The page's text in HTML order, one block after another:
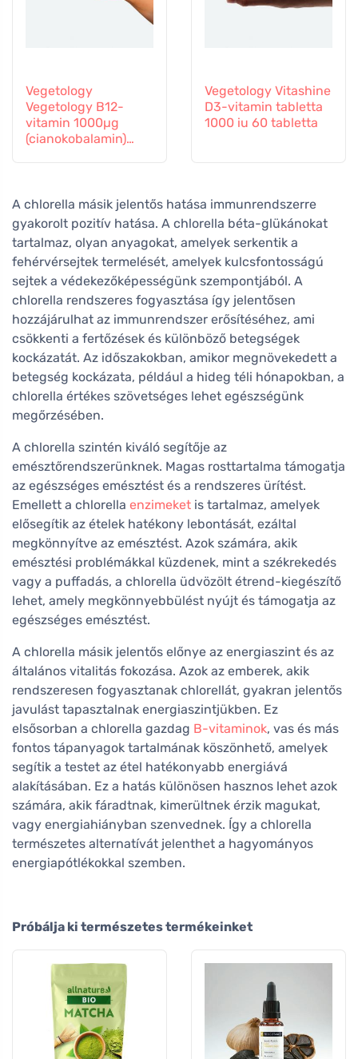
Vegetology
Vegetology B12-
vitamin 1000µg
(cianokobalamin)
Vegetology Vitashine
D3-vitamin tabletta
1000 iu 60 tabletta
A chlorella másik jelentős hatása immunrendszerre
gyakorolt pozitív hatása. A chlorella béta-glükánokat
tartalmaz, olyan anyagokat, amelyek serkentik a
fehérvérsejtek termelését, amelyek kulcsfontosságú
sejtek a védekezőképességünk szempontjából. A
chlorella rendszeres fogyasztása így jelentősen
hozzájárulhat az immunrendszer erősítéséhez, ami
csökkenti a fertőzések és különböző betegségek
kockázatát. Az időszakokban, amikor megnövekedett a
betegség kockázata, például a hideg téli hónapokban, a
chlorella értékes szövetséges lehet egészségünk
megőrzésében.
A chlorella szintén kiváló segítője az
emésztőrendszerünknek. Magas rosttartalma támogatja
az egészséges emésztést és a rendszeres ürítést.
Emellett a chlorella enzimeket is tartalmaz, amelyek
elősegítik az ételek hatékony lebontását, ezáltal
megkönnyítve az emésztést. Azok számára, akik
emésztési problémákkal küzdenek, mint a székrekedés
vagy a puffadás, a chlorella üdvözölt étrend-kiegészítő
lehet, amely megkönnyebbülést nyújt és támogatja az
egészséges emésztést.
A chlorella másik jelentős előnye az energiaszint és az
általános vitalitás fokozása. Azok az emberek, akik
rendszeresen fogyasztanak chlorellát, gyakran jelentős
javulást tapasztalnak energiaszintjükben. Ez
elsősorban a chlorella gazdag B-vitaminok, vas és más
fontos tápanyagok tartalmának köszönhető, amelyek
segítik a testet az étel hatékonyabb energiává
alakításában. Ez a hatás különösen hasznos lehet azok
számára, akik fáradtnak, kimerültnek érzik magukat,
vagy energiahiányban szenvednek. Így a chlorella
természetes alternatívát jelenthet a hagyományos
energiapótlékokkal szemben.
Próbálja ki természetes termékeinket